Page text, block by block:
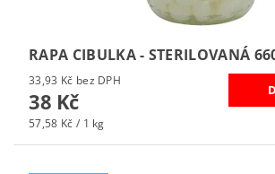
RAPA CIBULKA - STERILOVANÁ
33,93 Kč bez DPH
38 Kč
57,58 Kč / 1 kg